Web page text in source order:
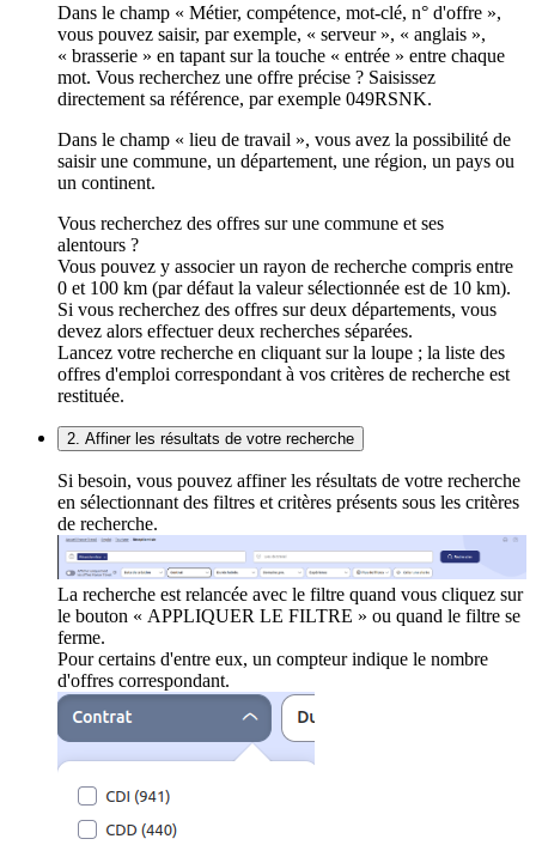
Dans le champ « Métier, compétence, mot-clé, n° d'offre »,
vous pouvez saisir, par exemple, « serveur », « anglais »,
« brasserie » en tapant sur la touche « entrée » entre chaque
mot. Vous recherchez une offre précise ? Saisissez
directement sa référence, par exemple 049RSNK.
Dans le champ « lieu de travail », vous avez la possibilité de
saisir une commune, un département, une région, un pays ou
un continent.
Vous recherchez des offres sur une commune et ses
alentours ?
Vous pouvez y associer un rayon de recherche compris entre
0 et 100 km (par défaut la valeur sélectionnée est de 10 km).
Si vous recherchez des offres sur deux départements, vous
devez alors effectuer deux recherches séparées.
Lancez votre recherche en cliquant sur la loupe ; la liste des
offres d'emploi correspondant à vos critères de recherche est
restituée.
2. Affiner les résultats de votre recherche
Si besoin, vous pouvez affiner les résultats de votre recherche
en sélectionnant des filtres et critères présents sous les critères
de recherche.
La recherche est relancée avec le filtre quand vous cliquez sur
le bouton « APPLIQUER LE FILTRE » ou quand le filtre se
ferme.
Pour certains d'entre eux, un compteur indique le nombre
d'offres correspondant.